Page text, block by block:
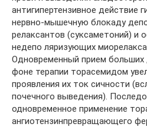
антигипертензивное действие
нервно-мышечную блокаду
релаксантов (суксаметоний) и
недепо­ ляризующих
Одновременный прием больших
фоне терапии торасемидом
проявления их ток­ сичности
почечного выведения).
одновременное применение
ангиотензинпревращающего